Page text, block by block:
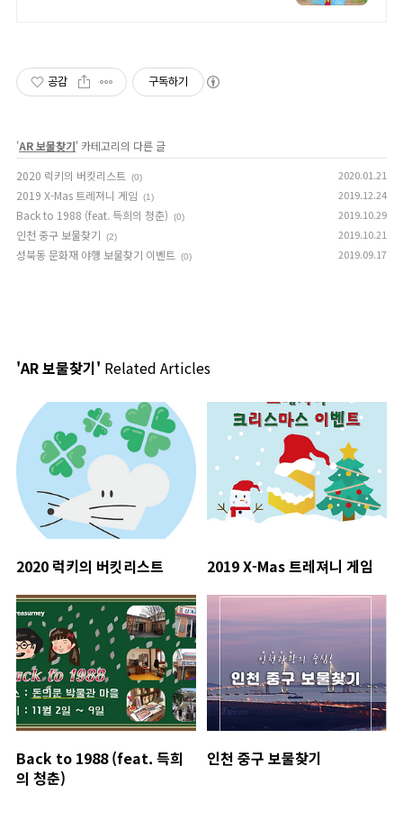
공감 구독하기
'AR 보물찾기' 카테고리의 다른 글
2020 럭키의 버킷리스트
(0) 2020.01.21
2019 X-Mas 트레져니 게임 (1) 2019.12.24
Back to 1988 (feat. 득희의 청춘) (0) 2019.10.29
인천 중구 보물찾기 (2) 2019.10.21
성북동 문화재 야행 보물찾기 이벤트 (0) 2019.09.17
'AR 보물찾기' Related Articles
2020 럭키의 버킷리스트 2019 X-Mas 트레져니 게임
Back to 1988 (feat. 득희
의 청춘)
인천 중구 보물찾기